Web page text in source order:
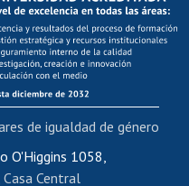
AUCAI
os
capacitación
personal
interna
renta
honorarios
O'Higgins 1058,
Casa Central
de igualdad de género